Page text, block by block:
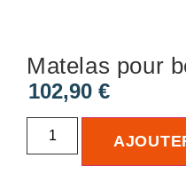
Matelas pour
102,90 €